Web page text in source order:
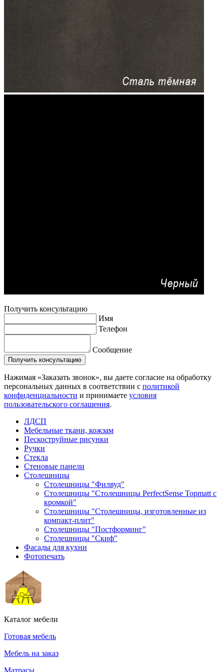
Получить консультацию
Имя
Телефон
Сообщение
Нажимая «Заказать звонок», вы даете согласие на обработку
персональных данных в соответствии с политикой
конфиденциальности и принимаете условия
пользовательского соглашения.
ЛДСП
Мебельные ткани, кожзам
Пескоструйные рисунки
Ручки
Стекла
Стеновые панели
Столешницы
Столешницы "Филвуд"
Столешницы "Столешницы PerfectSense Topmatt с
кромкой"
Столешницы "Столешницы, изготовленные из
компакт-плит"
Столешницы "Постформинг"
Столешницы "Скиф"
Фасады для кухни
Фотопечать
Каталог мебели
Готовая мебель
Мебель на заказ